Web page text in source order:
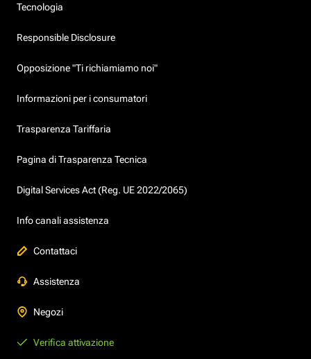
Tecnologia
Responsible Disclosure
Opposizione "Ti richiamiamo noi"
Informazioni per i consumatori
Trasparenza Tariffaria
Pagina di Trasparenza Tecnica
Digital Services Act (Reg. UE 2022/2065)
Info canali assistenza
Contattaci
Assistenza
Negozi
Verifica attivazione